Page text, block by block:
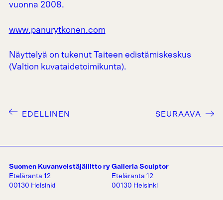
vuonna 2008.
www.panurytkonen.com
Näyttelyä on tukenut Taiteen edistämiskeskus
(Valtion kuvataidetoimikunta).
EDELLINEN SEURAAVA
Suomen Kuvanveistäjäliitto ry
Eteläranta 12
00130 Helsinki
Galleria Sculptor
Eteläranta 12
00130 Helsinki